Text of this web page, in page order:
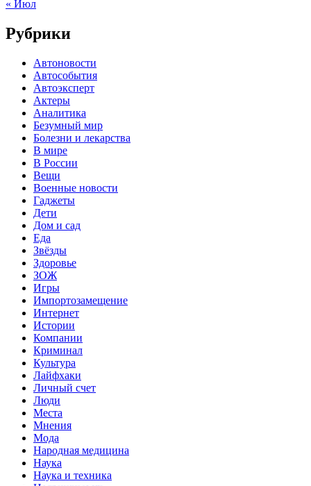
« Июл
Рубрики
Автоновости
Автособытия
Автоэксперт
Актеры
Аналитика
Безумный мир
Болезни и лекарства
В мире
В России
Вещи
Военные новости
Гаджеты
Дети
Дом и сад
Еда
Звёзды
Здоровье
ЗОЖ
Игры
Импортозамещение
Интернет
Истории
Компании
Криминал
Культура
Лайфхаки
Личный счет
Люди
Места
Мнения
Мода
Народная медицина
Наука
Наука и техника